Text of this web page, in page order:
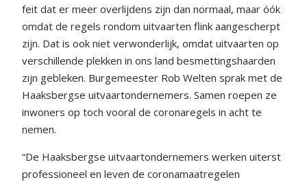
feit dat er meer overlijdens zijn dan normaal, maar óók
omdat de regels rondom uitvaarten flink aangescherpt
zijn. Dat is ook niet verwonderlijk, omdat uitvaarten op
verschillende plekken in ons land besmettingshaarden
zijn gebleken. Burgemeester Rob Welten sprak met de
Haaksbergse uitvaartondernemers. Samen roepen ze
inwoners op toch vooral de coronaregels in acht te
nemen.
“De Haaksbergse uitvaartondernemers werken uiterst
professioneel en leven de coronamaatregelen